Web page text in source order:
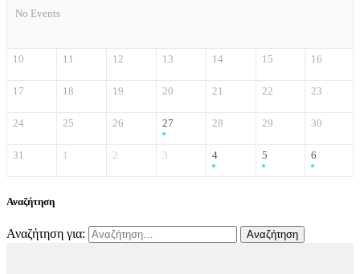
No Events
10 11 12 13 14 15 16
17 18 19 20 21 22 23
24 25 26 27 28 29 30
31 1 2 3 4 5 6
Αναζήτηση
Αναζήτηση για: